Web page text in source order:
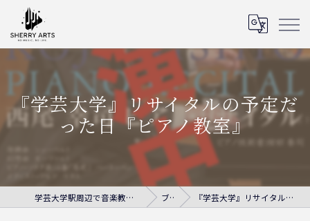
『学芸大学』リサイタルの予定だ
った日『ピアノ教室』
学芸大学駅周辺で音楽教室ならシェリー・アーツ音楽教室 ブログ 『学芸大学』リサイタルの予定だった日『ピアノ教室』